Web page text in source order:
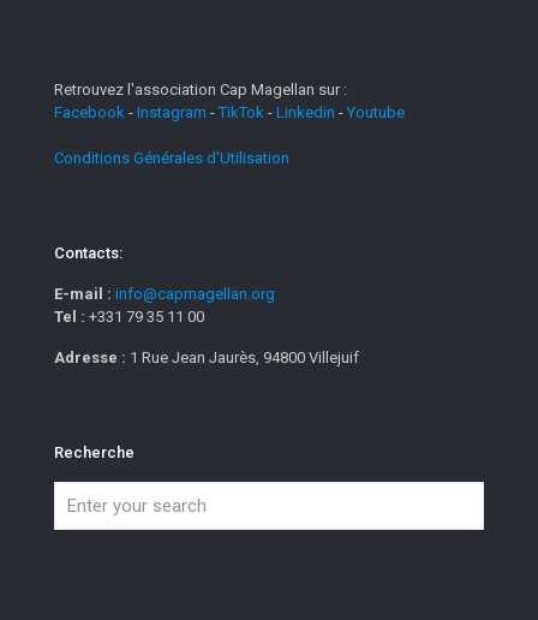
Retrouvez l'association Cap Magellan sur :
Facebook - Instagram -TikTok - Linkedin - Youtube
Conditions Générales d'Utilisation
Contacts:
E-mail : info@capmagellan.org
Tel : +331 79 35 11 00
Adresse : 1 Rue Jean Jaurès, 94800 Villejuif
Recherche